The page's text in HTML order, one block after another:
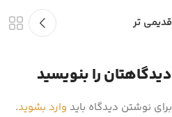
قدیمی تر
دیدگاهتان را بنویسید
برای نوشتن دیدگاه باید وارد بشوید.